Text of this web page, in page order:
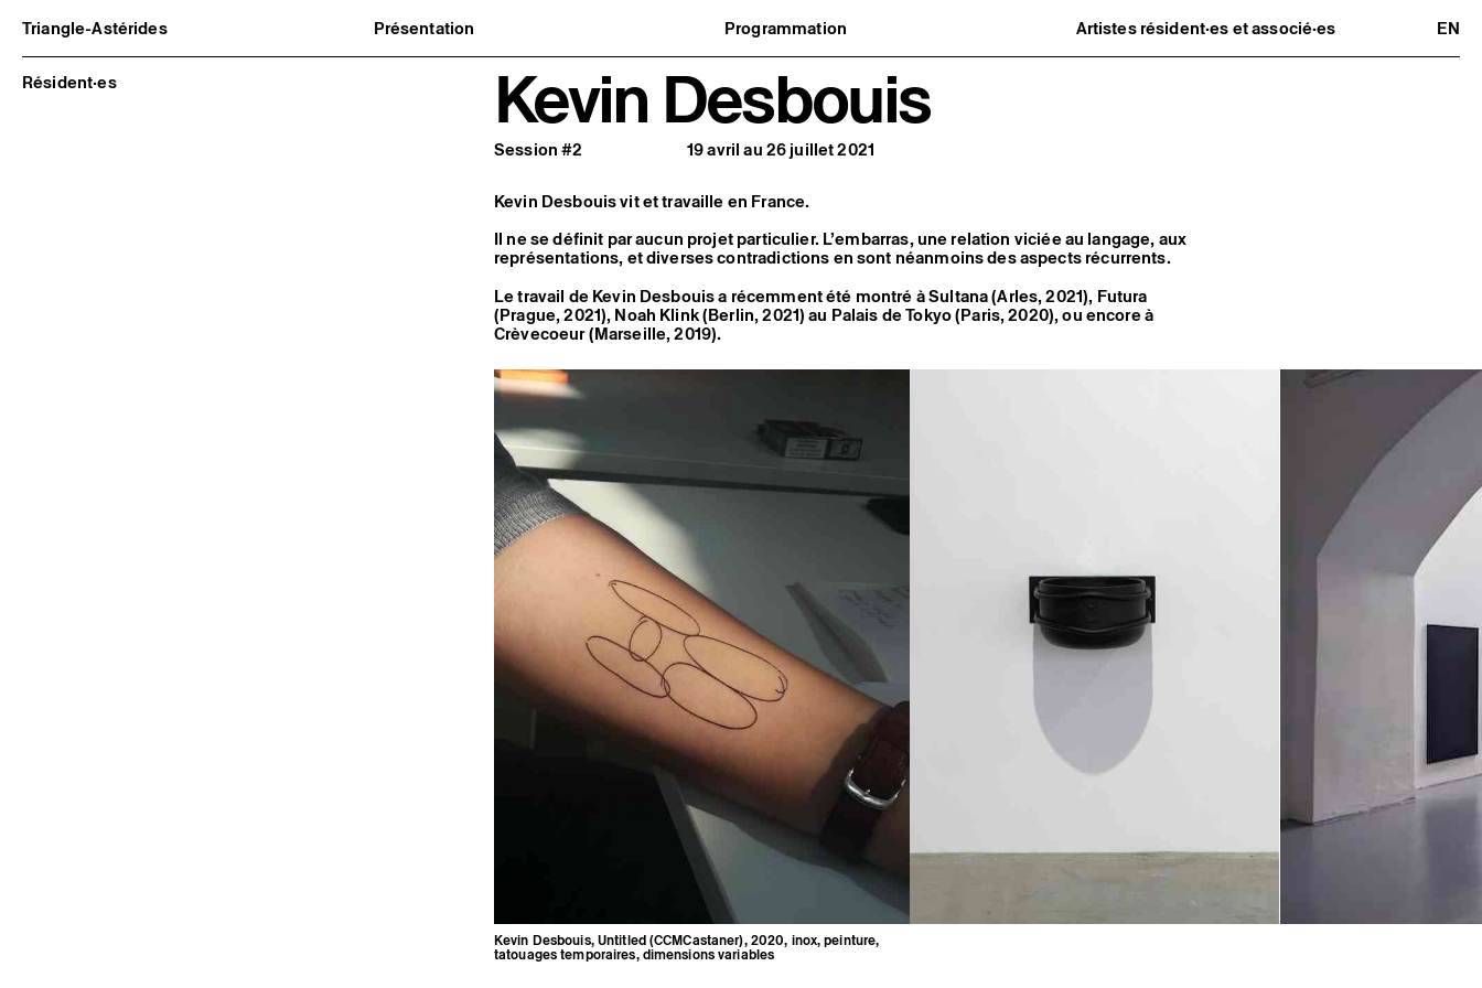
Triangle-Astérides Présentation Programmation Artistes résident·es et associé·es
EN
Centre d’art contemporain
d’intérêt national
et résidence internationale d'artistes
À propos
Équipe et gouvernance
Partenaires et réseaux
Formation professionnelle
Adhérer / nous soutenir
Rapports d'activité
Agenda : en cours et à venir
Expositions
Événements
Programmation éditoriale
Médiation
Publics associés
Les Nouveaux Commanditaires
Résident·es
Résident·es Kevin Desbouis
Session #2 19 avril au 26 juillet 2021
Kevin Desbouis vit et travaille en France.
Il ne se définit par aucun projet particulier. L’embarras, une relation viciée au langage, aux
représentations, et diverses contradictions en sont néanmoins des aspects récurrents.
Le travail de Kevin Desbouis a récemment été montré à Sultana (Arles, 2021), Futura
(Prague, 2021), Noah Klink (Berlin, 2021) au Palais de Tokyo (Paris, 2020), ou encore à
Crèvecoeur (Marseille, 2019).
Kevin Desbouis, Untitled (CCMCastaner), 2020, inox, peinture,
tatouages temporaires, dimensions variables